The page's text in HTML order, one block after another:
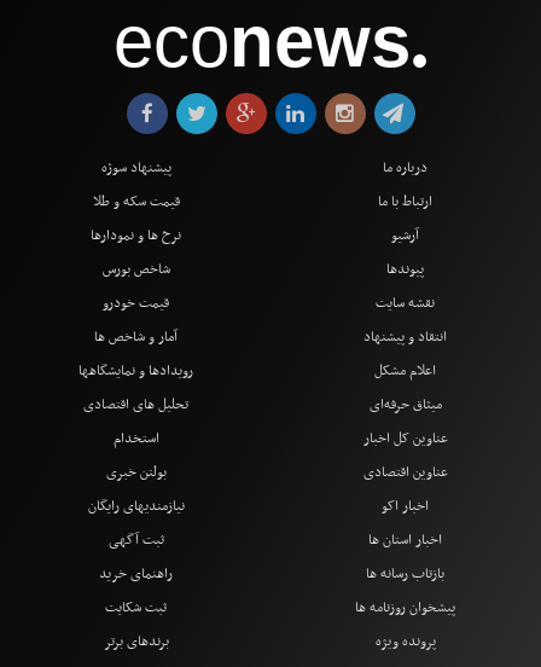
econews●
درباره ما
ارتباط با ما
آرشیو
پیوندها
نقشه سایت
انتقاد و پیشنهاد
اعلام مشکل
میثاق حرفه‌ای
پیشنهاد سوژه
قیمت سکه و طلا
نرخ ها و نمودارها
شاخص بورس
قیمت خودرو
آمار و شاخص ها
رویدادها و نمایشگاهها
تحلیل های اقتصادی
عناوین کل اخبار
عناوین اقتصادی
اخبار اکو
اخبار استان ها
بازتاب رسانه ها
پیشخوان روزنامه ها
پرونده ویژه
استخدام
بولتن خبری
نیازمندیهای رایگان
ثبت آگهی
راهنمای خرید
ثبت شکایت
برندهای برتر